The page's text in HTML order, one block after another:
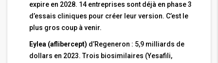
expire en 2028. 14 entreprises sont déjà en phase 3
d’essais cliniques pour créer leur version. C’est le
plus gros coup à venir.
Eylea (aflibercept) d’Regeneron : 5,9 milliards de
dollars en 2023. Trois biosimilaires (Yesafili,